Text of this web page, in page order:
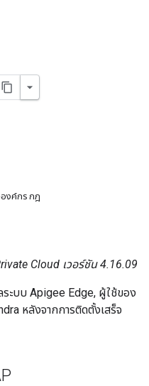
องค์กร กฎ
Cloud เวอร์ชัน 4.16.09
ะบบ Apigee Edge, ผู้ใช้ของ
หลังจากการติดตั้งเสร็จ